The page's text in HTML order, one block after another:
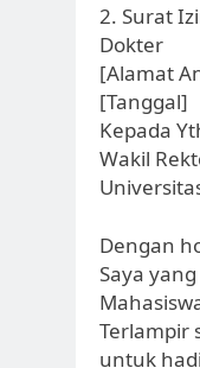
2. Surat
Dokter
[Alamat
[Tanggal]
Kepada
Wakil
Dengan
Saya
Terlampir
untuk